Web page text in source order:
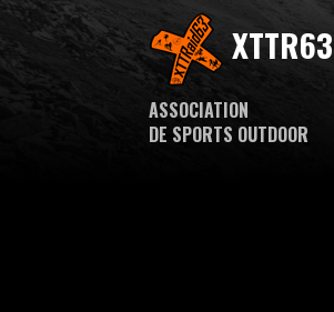
XTTR63
ASSOCIATION
DE SPORTS OUTDOOR